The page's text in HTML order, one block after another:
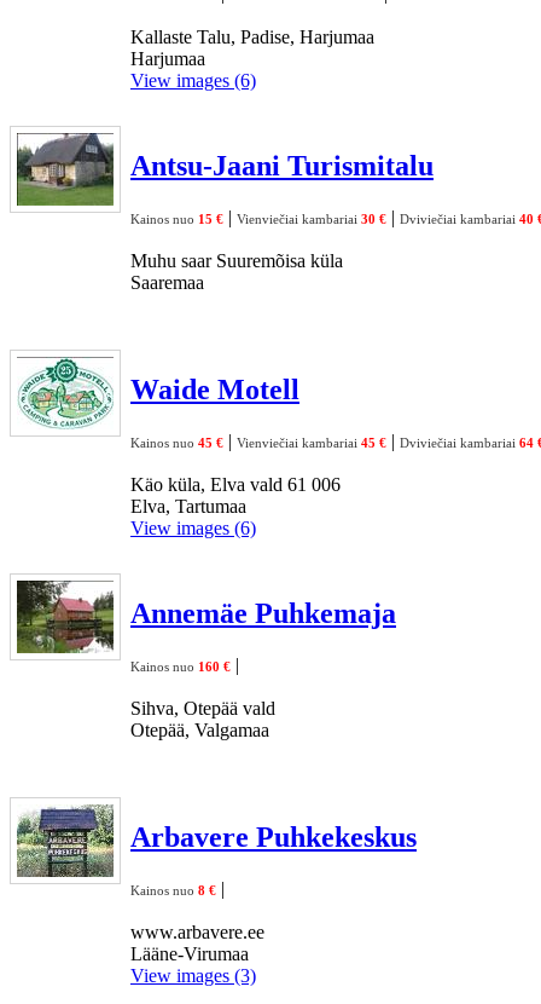
Kallaste Talu, Padise, Harjumaa
Harjumaa
View images (6)
Antsu-Jaani Turismitalu
Kainos nuo 15 € | Vienviečiai kambariai 30 € | Dviviečiai kambariai 40
Muhu saar Suuremõisa küla
Saaremaa
Waide Motell
Kainos nuo 45 € | Vienviečiai kambariai 45 € | Dviviečiai kambariai 64
Käo küla, Elva vald 61 006
Elva, Tartumaa
View images (6)
Annemäe Puhkemaja
Kainos nuo 160 € |
Sihva, Otepää vald
Otepää, Valgamaa
Arbavere Puhkekeskus
Kainos nuo 8 € |
www.arbavere.ee
Lääne-Virumaa
View images (3)